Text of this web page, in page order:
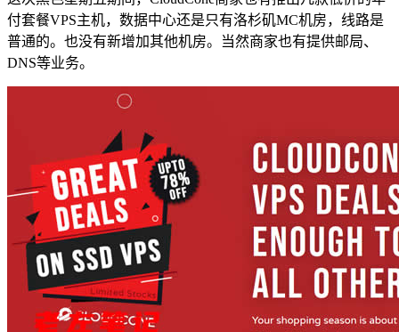
付套餐VPS主机，数据中心还是只有洛杉矶MC机房，线路是
普通的。也没有新增加其他机房。当然商家也有提供邮局、
DNS等业务。